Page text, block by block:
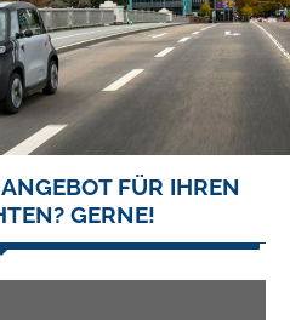
FÜR IHREN
GERNE!